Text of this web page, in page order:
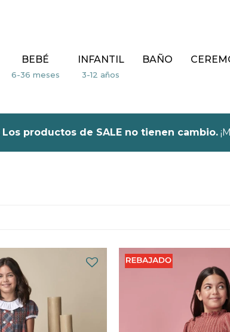
BEBÉ INFANTIL BAÑO
Los productos de SALE no tienen cambio.